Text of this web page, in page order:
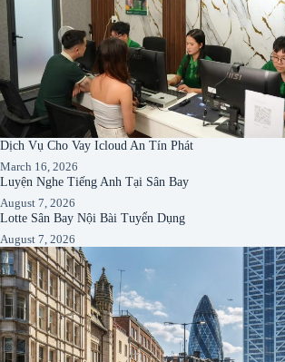
Dịch Vụ Cho Vay Icloud An Tín Phát
March 16, 2026
Luyện Nghe Tiếng Anh Tại Sân Bay
August 7, 2026
Lotte Sân Bay Nội Bài Tuyển Dụng
August 7, 2026